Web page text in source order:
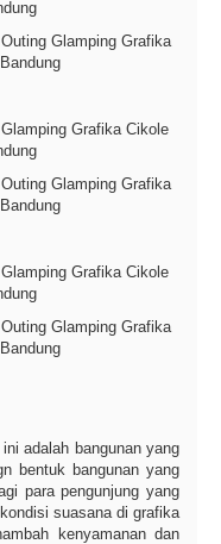
Glamping Grafika
Glamping Grafika
Glamping Grafika
adalah bangunan yang
bentuk bangunan yang
para pengunjung yang
suasana di grafika
kenyamanan dan